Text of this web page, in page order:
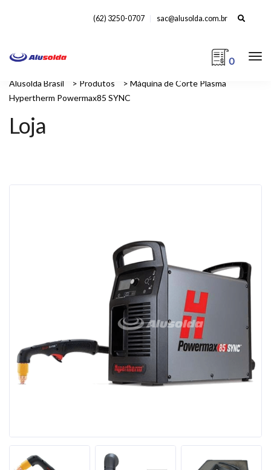
Search
(62) 3250-0707 sac@alusolda.com.br
0
Alusolda Brasil > Produtos > Máquina de Corte Plasma
Hypertherm Powermax85 SYNC
Loja